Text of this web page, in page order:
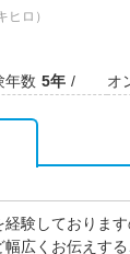
ヒロ）
年数 5年 オ
験しておりま
広くお伝えする